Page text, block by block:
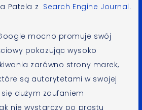
Patela z Search Engine Journal.
mocno promuje swój
pokazując wysoko
zarówno strony marek,
są autorytetami w swojej
dużym zaufaniem
nie wystarczy po prostu